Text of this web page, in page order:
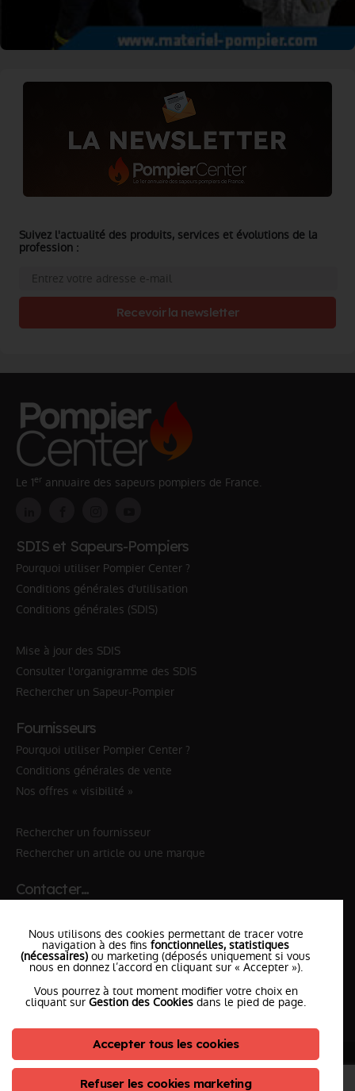
Suivez l'actualité des produits, services et évolutions de la
profession :
Recevoir la newsletter
Le 1er annuaire des sapeurs pompiers de France.
SDIS et Sapeurs-Pompiers
Pourquoi utiliser Pompier Center ?
Conditions générales d'utilisation
Conditions générales (SDIS)
Mise à jour des SDIS
Consulter l'organigramme des SDIS
Rechercher un Sapeur-Pompier
Fournisseurs
Pourquoi utiliser Pompier Center ?
Conditions générales de vente
Nos offres « visibilité »
Rechercher un fournisseur
Rechercher un article ou une marque
Contacter…
✆ 18№National Sapeurs-Pompiers
le SDISle plus proche
l'équipePompierCenter
©2026 Pompier Center • Mentions Légales •
Protection de vos données • Plan du Site
Nous utilisons des cookies permettant de tracer votre
navigation à des fins fonctionnelles, statistiques
(nécessaires) ou marketing (déposés uniquement si vous
nous en donnez l’accord en cliquant sur « Accepter »).
Vous pourrez à tout moment modifier votre choix en
cliquant sur Gestion des Cookies dans le pied de page.
Accepter tous les cookies
Refuser les cookies marketing